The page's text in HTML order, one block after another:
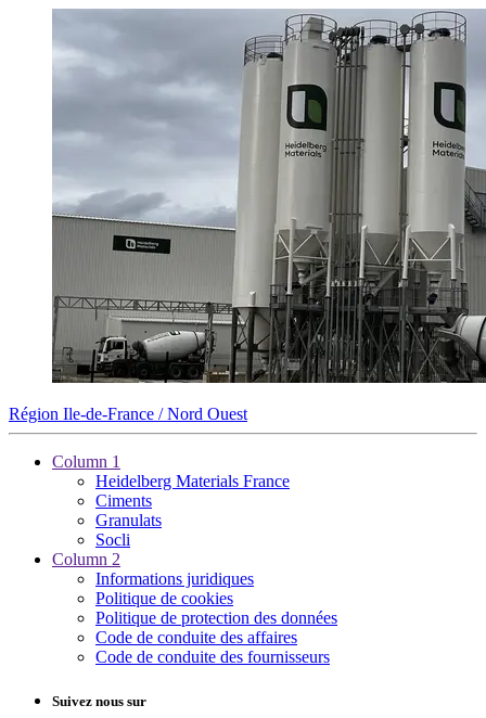
Région Ile-de-France / Nord Ouest
Column 1
Heidelberg Materials France
Ciments
Granulats
Socli
Column 2
Informations juridiques
Politique de cookies
Politique de protection des données
Code de conduite des affaires
Code de conduite des fournisseurs
Suivez nous sur